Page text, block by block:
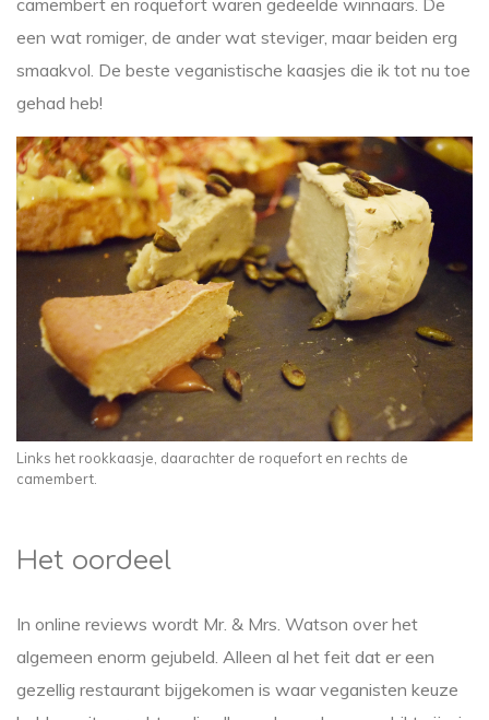
camembert en roquefort waren gedeelde winnaars. De
een wat romiger, de ander wat steviger, maar beiden erg
smaakvol. De beste veganistische kaasjes die ik tot nu toe
gehad heb!
Links het rookkaasje, daarachter de roquefort en rechts de
camembert.
Het oordeel
In online reviews wordt Mr. & Mrs. Watson over het
algemeen enorm gejubeld. Alleen al het feit dat er een
gezellig restaurant bijgekomen is waar veganisten keuze